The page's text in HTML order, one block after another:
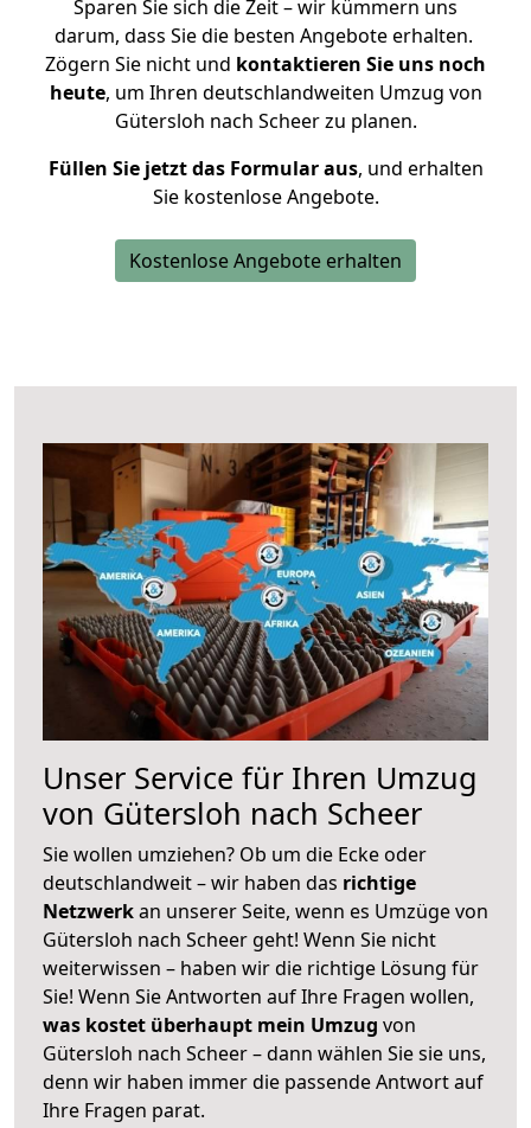
Sparen Sie sich die Zeit – wir kümmern uns
darum, dass Sie die besten Angebote erhalten.
Zögern Sie nicht und kontaktieren Sie uns noch
heute, um Ihren deutschlandweiten Umzug von
Gütersloh nach Scheer zu planen.
Füllen Sie jetzt das Formular aus, und erhalten
Sie kostenlose Angebote.
Kostenlose Angebote erhalten
Unser Service für Ihren Umzug
von Gütersloh nach Scheer
Sie wollen umziehen? Ob um die Ecke oder
deutschlandweit – wir haben das richtige
Netzwerkan unserer Seite, wenn es Umzüge von
Gütersloh nach Scheer geht! Wenn Sie nicht
weiterwissen – haben wir die richtige Lösung für
Sie! Wenn Sie Antworten auf Ihre Fragen wollen,
was kostet überhaupt mein Umzug von
Gütersloh nach Scheer – dann wählen Sie sie uns,
denn wir haben immer die passende Antwort auf
Ihre Fragen parat.